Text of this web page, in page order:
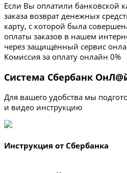
Если Вы оплатили банковской
заказа возврат денежных
карту, с которой была
оплаты заказов в нашем
через защищённый сервис
Комиссия за оплату онлайн 0%
Система Сбербанк
Для вашего удобства мы
и видео инструкцию
Инструкция от Сбербанка